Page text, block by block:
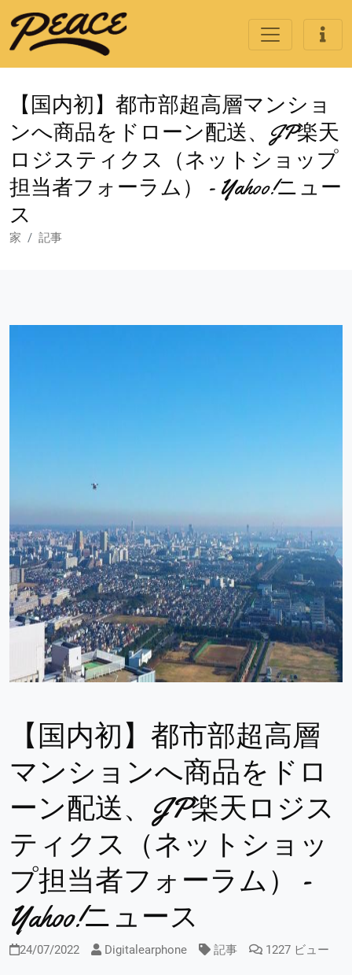
【国内初】都市部超高層マンショ
ンへ商品をドローン配送、JP楽天
ロジスティクス（ネットショップ
担当者フォーラム） - Yahoo!ニュー
ス
家 記事
【国内初】都市部超高層
マンションへ商品をドロ
ーン配送、JP楽天ロジス
ティクス（ネットショッ
プ担当者フォーラム） -
Yahoo!ニュース
24/07/2022 Digitalearphone 記事 1227 ビュー